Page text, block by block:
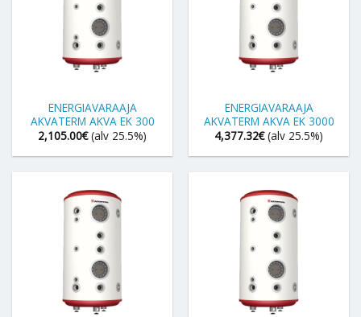
ENERGIAVARAAJA
AKVATERM AKVA EK 300
2,105.00€ (alv 25.5%)
ENERGIAVARAAJA
AKVATERM AKVA EK 3000
4,377.32€ (alv 25.5%)